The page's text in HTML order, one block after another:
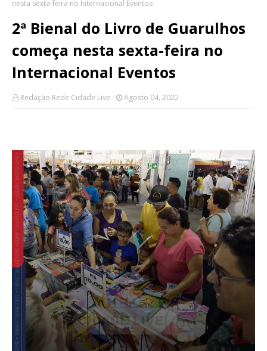
nesta sexta-feira no Internacional Eventos
2ª Bienal do Livro de Guarulhos
começa nesta sexta-feira no
Internacional Eventos
Redação Rede Cidade Live Agosto 04, 2022